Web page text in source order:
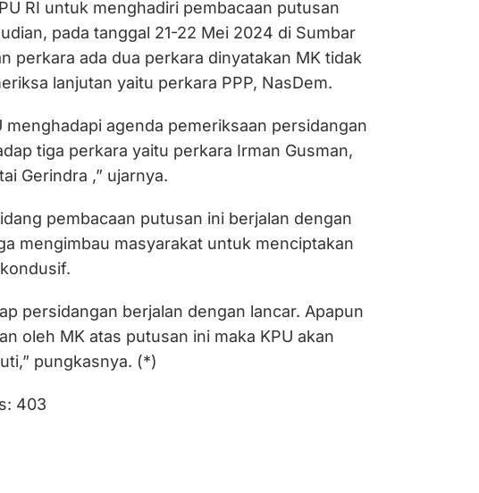
RI untuk menghadiri pembacaan putusan
pada tanggal 21-22 Mei 2024 di Sumbar
perkara ada dua perkara dinyatakan MK tidak
lanjutan yaitu perkara PPP, NasDem.
menghadapi agenda pemeriksaan persidangan
tiga perkara yaitu perkara Irman Gusman,
Gerindra ,” ujarnya.
pembacaan putusan ini berjalan dengan
mengimbau masyarakat untuk menciptakan
persidangan berjalan dengan lancar. Apapun
oleh MK atas putusan ini maka KPU akan
pungkasnya. (*)
403